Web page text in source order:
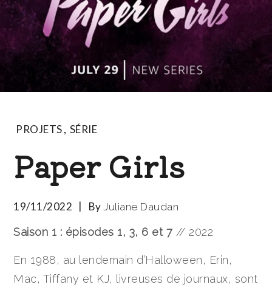
PROJETS, SÉRIE
Paper Girls
19/11/2022 ByJuliane Daudan
Saison 1 : épisodes 1, 3, 6 et 7 // 2022
En 1988, au lendemain d’Halloween, Erin,
Mac, Tiffany et KJ, livreuses de journaux, sont